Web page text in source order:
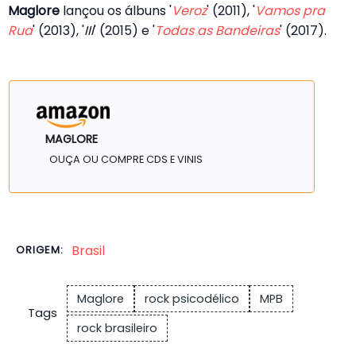
Maglore lançou os álbuns 'Veroz' (2011), 'Vamos pra
Rua' (2013), 'III' (2015) e 'Todas as Bandeiras' (2017).
MAGLORE
OUÇA OU COMPRE CDS E VINIS
ORIGEM: Brasil
Tags
Maglore rock psicodélico
MPB
rock brasileiro